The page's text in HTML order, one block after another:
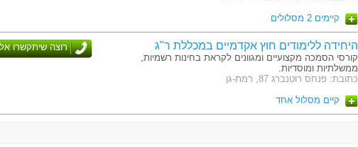
קיימים 2 מסלולים
היחידה ללימודים חוץ אקדמיים במכללת ר"ג
קורסי הסמכה מקצועיים ומגוונים לקראת בחינות רשמיות,
ממשלתיות ומוסדיות.
כתובת: פנחס רוטנברג 87, רמת-גן
רוצה שיתקשרו
קיים מסלול אחד